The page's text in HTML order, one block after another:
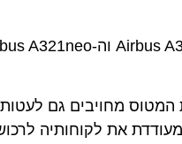
* כל טיסות וויזאייר מתבצעות עם מטוסי איירבוס A320 (180 מושבים), A321 (230 מושבים), Airbus A320neo (186) וה-Airbus A321neo
מחויבים גם לעטות
את לקוחותיה לרכוש